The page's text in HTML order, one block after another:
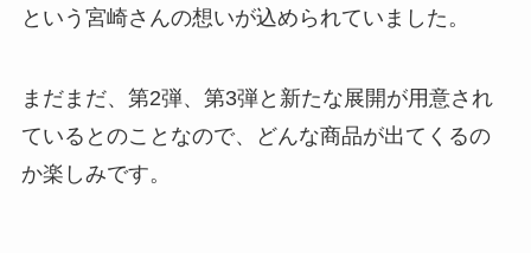
という宮崎さんの想いが込められていました。
まだまだ、第2弾、第3弾と新たな展開が用意され
ているとのことなので、どんな商品が出てくるの
か楽しみです。